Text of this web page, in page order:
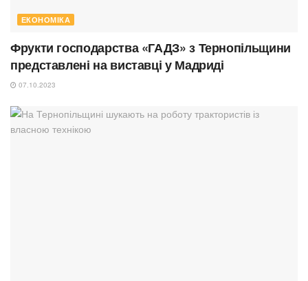
ЕКОНОМІКА
Фрукти господарства «ГАДЗ» з Тернопільщини
представлені на виставці у Мадриді
07.10.2023